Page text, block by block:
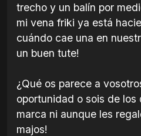
trecho y un balín por
mi vena friki ya está
cuándo cae una en
un buen tute!
¿Qué os parece a
oportunidad o sois de los
marca ni aunque les
majos!